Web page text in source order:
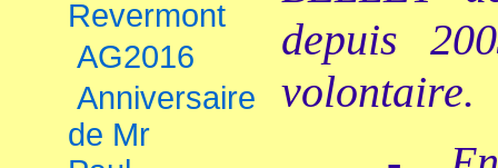
Revermont
AG2016
Anniversaire
de Mr
depuis
volontaire.